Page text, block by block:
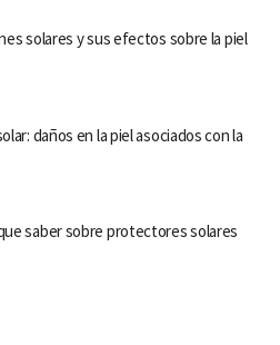
solares y sus efectos sobre la piel
daños en la piel asociados con la
saber sobre protectores solares